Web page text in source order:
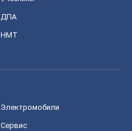
ДПА
НМТ
Электромобили
Сервис